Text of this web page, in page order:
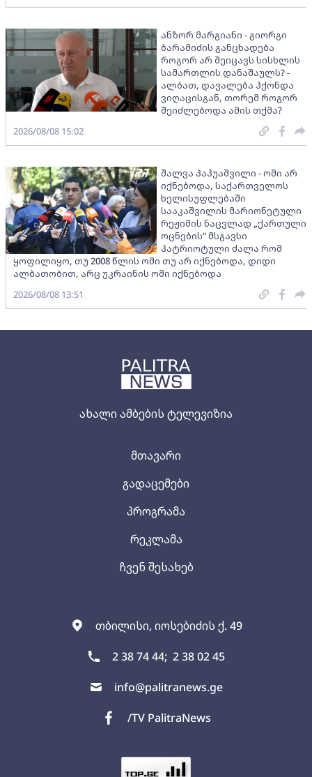
ახალი ამბების ტელევიზია
თბილისი, იოსებიძის ქ. 49
2 38 74 44; 2 38 02 45
info@palitranews.ge
/TV PalitraNews
მთავარი
გადაცემები
პროგრამა
რეკლამა
ჩვენ შესახებ
ანზორ მარგიანი - გიორგი
ბარამიძის განცხადება
როგორ არ შეიცავს სისხლის
სამართლის დანაშაულს? -
ალბათ, დავალება ჰქონდა
ვიღაცისგან, თორემ როგორ
შეიძლებოდა ამის თქმა?
2026/08/08 15:02
შალვა პაპუაშვილი - ომი არ
იქნებოდა, საქართველოს
ხელისუფლებაში
სააკაშვილის მარიონეტული
რეჟიმის ნაცვლად „ქართული
ოცნების“ მსგავსი
პატრიოტული ძალა რომ
ყოფილიყო, თუ 2008 წლის ომი თუ არ იქნებოდა, დიდი
ალბათობით, არც უკრაინის ომი იქნებოდა
2026/08/08 13:51